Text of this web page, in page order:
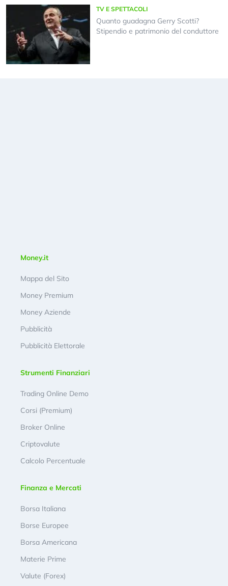
TV E SPETTACOLI
Quanto guadagna Gerry Scotti?
Stipendio e patrimonio del conduttore
Money.it
Mappa del Sito
Money Premium
Money Aziende
Pubblicità
Pubblicità Elettorale
Strumenti Finanziari
Trading Online Demo
Corsi (Premium)
Broker Online
Criptovalute
Calcolo Percentuale
Finanza e Mercati
Borsa Italiana
Borse Europee
Borsa Americana
Materie Prime
Valute (Forex)